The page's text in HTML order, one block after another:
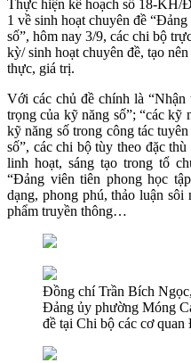
Thực hiện kế hoạch số 18-
1 về sinh hoạt chuyên đề
số”, hôm nay 3/9, các chi bộ
kỳ/ sinh hoạt chuyên đề, tạo
thực, giá trị.
Với các chủ đề chính là “Nhận
trọng của kỹ năng số”; “các kỹ
kỹ năng số trong công tác
số”, các chi bộ tùy theo đặc
linh hoạt, sáng tạo trong tổ
“Đảng viên tiên phong học
dạng, phong phú, thảo luận
phẩm truyền thông…
Đồng chí Trần Bích
Đảng ủy phường Móng
đề tại Chi bộ các cơ quan